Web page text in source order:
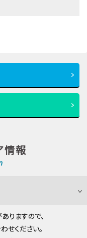
情報
りますので、
せください。